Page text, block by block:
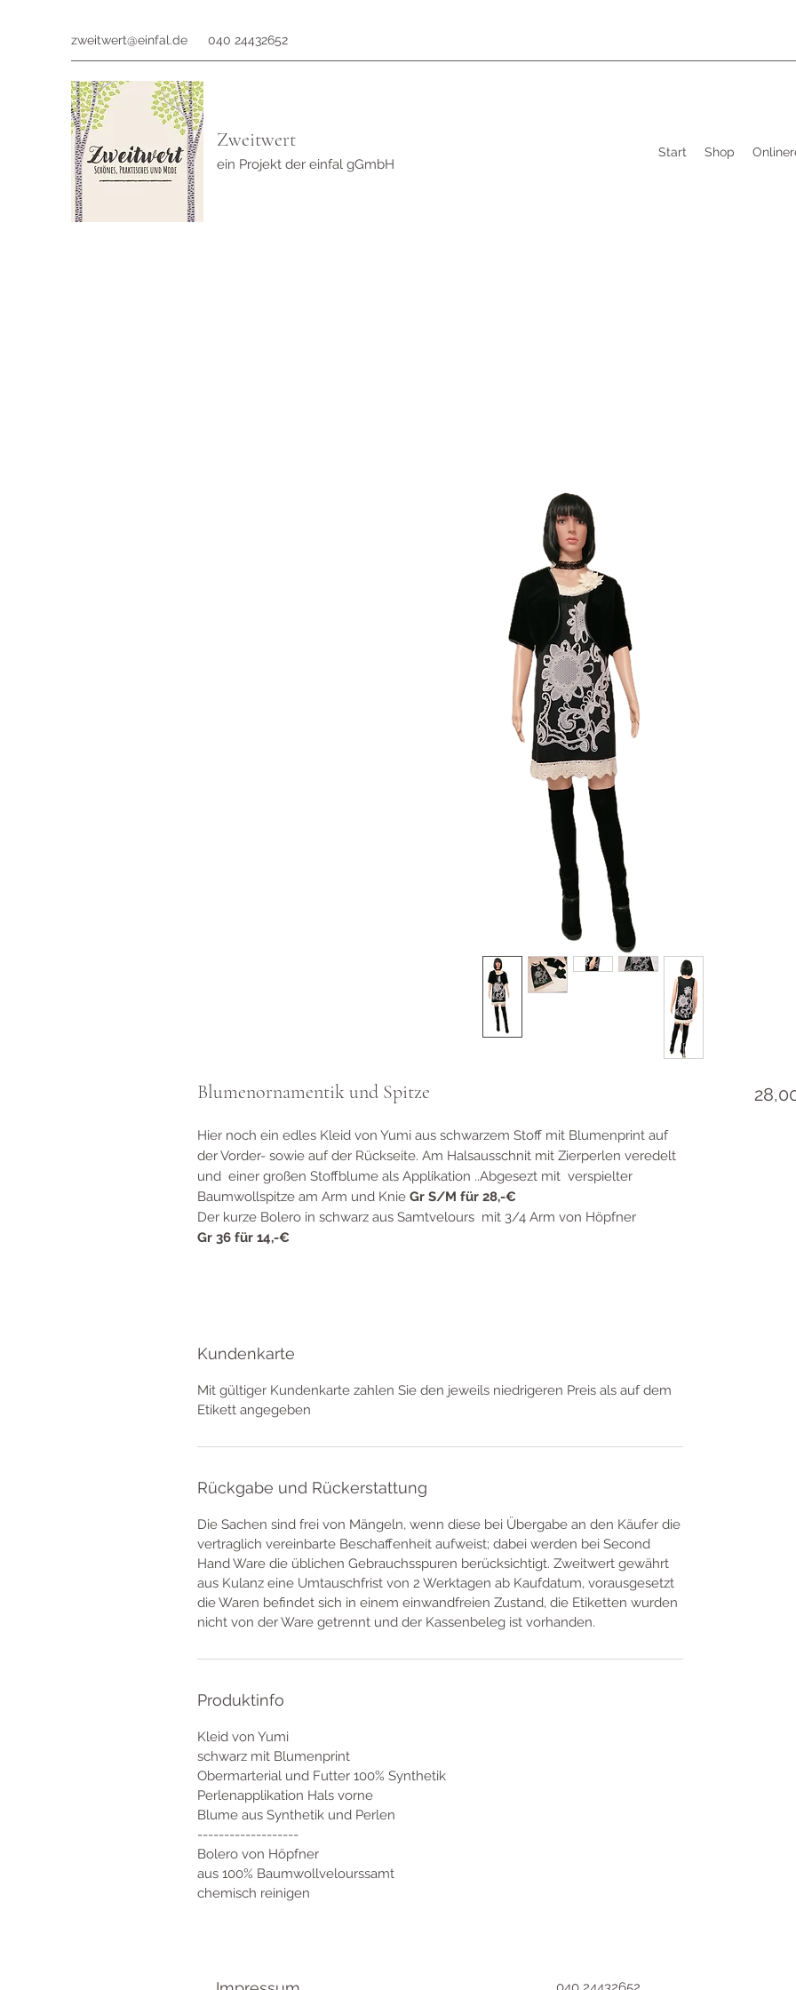
zweitwert@einfal.de 040 24432652
Zweitwert
ein Projekt der einfal gGmbH
Start Shop
Blumenornamentik und Spitze
Hier noch ein edles Kleid von Yumi aus schwarzem Stoff mit Blumenprint auf
der Vorder- sowie auf der Rückseite. Am Halsausschnit mit Zierperlen veredelt
und einer großen Stoffblume als Applikation ..Abgesezt mit verspielter
Baumwollspitze am Arm und Knie Gr S/M für 28,-€
Der kurze Bolero in schwarz aus Samtvelours mit 3/4 Arm von Höpfner
Gr 36 für 14,-€
Kundenkarte
Mit gültiger Kundenkarte zahlen Sie den jeweils niedrigeren Preis als auf dem
Etikett angegeben
Rückgabe und Rückerstattung
Die Sachen sind frei von Mängeln, wenn diese bei Übergabe an den Käufer die
vertraglich vereinbarte Beschaffenheit aufweist; dabei werden bei Second
Hand Ware die üblichen Gebrauchsspuren berücksichtigt. Zweitwert gewährt
aus Kulanz eine Umtauschfrist von 2 Werktagen ab Kaufdatum, vorausgesetzt
die Waren befindet sich in einem einwandfreien Zustand, die Etiketten wurden
nicht von der Ware getrennt und der Kassenbeleg ist vorhanden.
Produktinfo
Kleid von Yumi
schwarz mit Blumenprint
Obermarterial und Futter 100% Synthetik
Perlenapplikation Hals vorne
Blume aus Synthetik und Perlen
-------------------
Bolero von Höpfner
aus 100% Baumwollvelourssamt
chemisch reinigen